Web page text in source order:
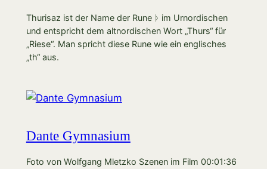
Thurisaz ist der Name der Rune ᚦ im Urnordischen
und entspricht dem altnordischen Wort „Thurs“ für
„Riese“. Man spricht diese Rune wie ein englisches
„th“ aus.
Dante Gymnasium
Foto von Wolfgang Mletzko Szenen im Film 00:01:36